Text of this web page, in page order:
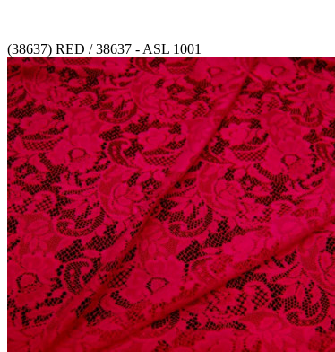
(38637) RED / 38637 - ASL 1001